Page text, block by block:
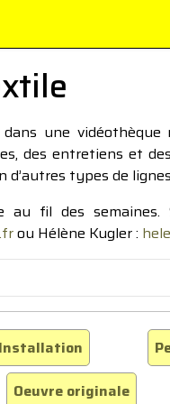
dans une
des entretiens et
d’autres types de
au fil des
ou Hélène Kugler :
Installation
Oeuvre originale